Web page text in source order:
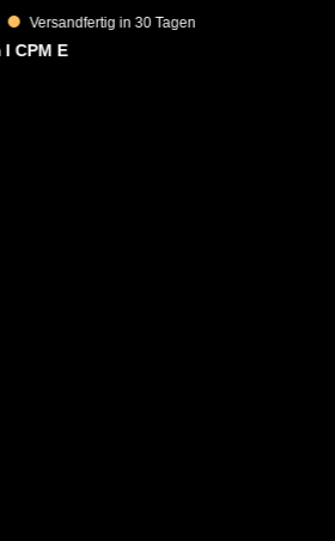
Versandfertig in 30 Tagen
CPM E